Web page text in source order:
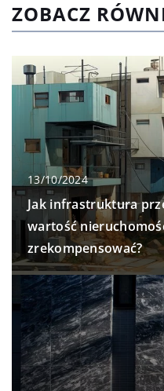
ZOBACZ
13/10/2024
Jak infrastruktura
wartość
zrekompensować?